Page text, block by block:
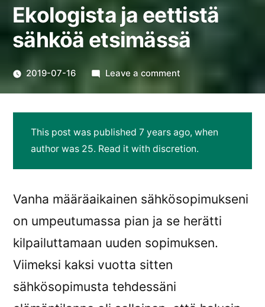
Ekologista ja eettistä
sähköä etsimässä
2019-07-16 Leave a commenton
sähköä
etsimässä
This post was published 7 years ago, when
author was 25. Read it with discretion.
Vanha määräaikainen sähkösopimukseni
on umpeutumassa pian ja se herätti
kilpailuttamaan uuden sopimuksen.
Viimeksi kaksi vuotta sitten
sähkösopimusta tehdessäni